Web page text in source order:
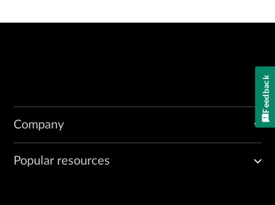
Company
Popular resources
Feedback